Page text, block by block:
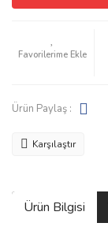
Ürün Paylaş :
Karşılaştır
Ürün Bilgisi